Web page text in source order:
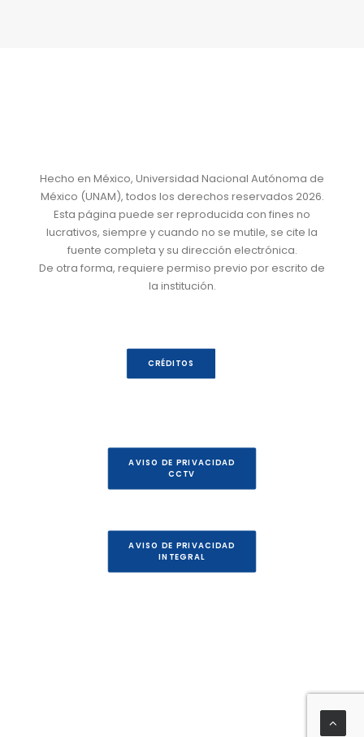
Hecho en México, Universidad Nacional Autónoma de
México (UNAM), todos los derechos reservados 2026.
Esta página puede ser reproducida con fines no
lucrativos, siempre y cuando no se mutile, se cite la
fuente completa y su dirección electrónica.
De otra forma, requiere permiso previo por escrito de
la institución.
CRÉDITOS
AVISO DE PRIVACIDAD
CCTV
AVISO DE PRIVACIDAD
INTEGRAL